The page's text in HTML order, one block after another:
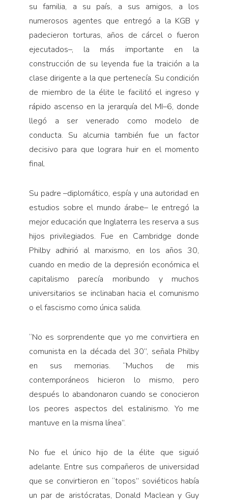
su familia, a su país, a sus amigos, a los
numerosos agentes que entregó a la KGB y
padecieron torturas, años de cárcel o fueron
ejecutados–, la más importante en la
construcción de su leyenda fue la traición a la
clase dirigente a la que pertenecía. Su condición
de miembro de la élite le facilitó el ingreso y
rápido ascenso en la jerarquía del MI–6, donde
llegó a ser venerado como modelo de
conducta. Su alcurnia también fue un factor
decisivo para que lograra huir en el momento
final.
Su padre –diplomático, espía y una autoridad en
estudios sobre el mundo árabe– le entregó la
mejor educación que Inglaterra les reserva a sus
hijos privilegiados. Fue en Cambridge donde
Philby adhirió al marxismo, en los años 30,
cuando en medio de la depresión económica el
capitalismo parecía moribundo y muchos
universitarios se inclinaban hacia el comunismo
o el fascismo como única salida.
“No es sorprendente que yo me convirtiera en
comunista en la década del 30”, señala Philby
en sus memorias. “Muchos de mis
contemporáneos hicieron lo mismo, pero
después lo abandonaron cuando se conocieron
los peores aspectos del estalinismo. Yo me
mantuve en la misma línea”.
No fue el único hijo de la élite que siguió
adelante. Entre sus compañeros de universidad
que se convirtieron en “topos” soviéticos había
un par de aristócratas, Donald Maclean y Guy